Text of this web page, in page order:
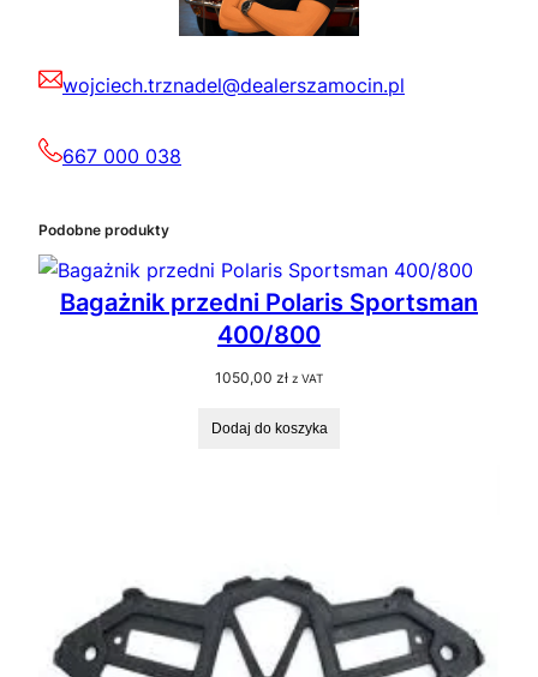
wojciech.trznadel@dealerszamocin.pl
667 000 038
Podobne produkty
Bagażnik przedni Polaris Sportsman
400/800
1050,00 zł z VAT
Dodaj do koszyka